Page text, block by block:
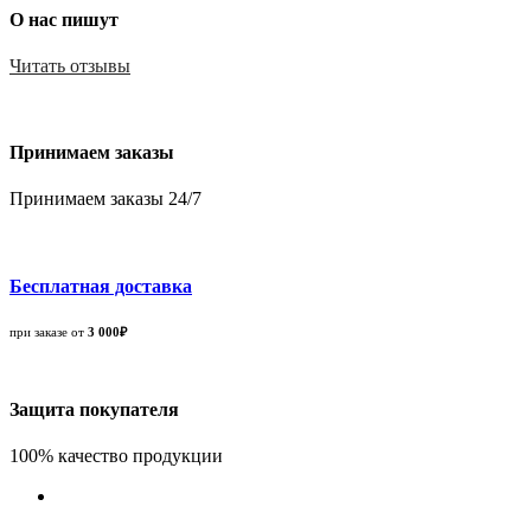
О нас пишут
Читать отзывы
Принимаем заказы
Принимаем заказы 24/7
Бесплатная доставка
при заказе от 3 000₽
Защита покупателя
100% качество продукции